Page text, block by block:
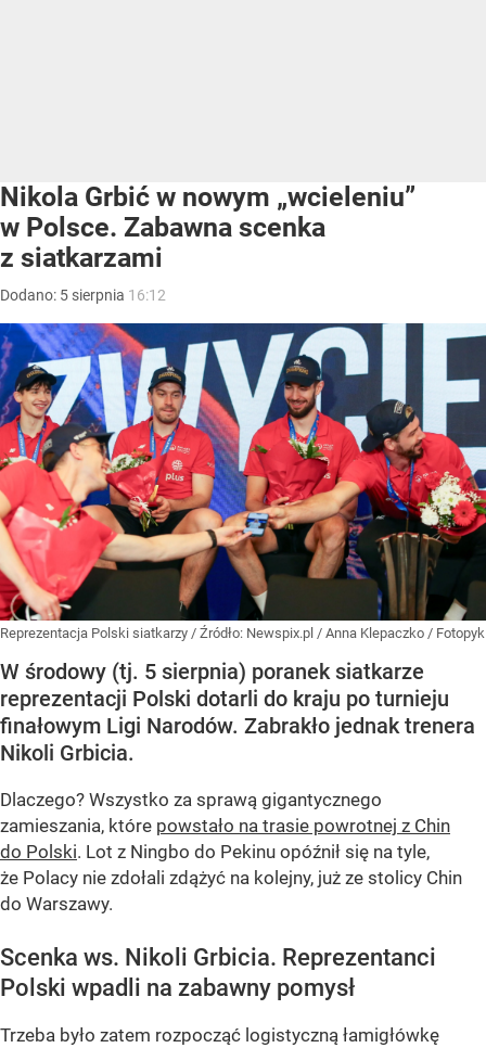
Nikola Grbić w nowym „wcieleniu”
w Polsce. Zabawna scenka
z siatkarzami
Dodano: 5 sierpnia 16:12
Reprezentacja Polski siatkarzy / Źródło: Newspix.pl / Anna Klepaczko / Fotopyk
W środowy (tj. 5 sierpnia) poranek siatkarze
reprezentacji Polski dotarli do kraju po turnieju
finałowym Ligi Narodów. Zabrakło jednak trenera
Nikoli Grbicia.
Dlaczego? Wszystko za sprawą gigantycznego
zamieszania, które powstało na trasie powrotnej z Chin
do Polski. Lot z Ningbo do Pekinu opóźnił się na tyle,
że Polacy nie zdołali zdążyć na kolejny, już ze stolicy Chin
do Warszawy.
Scenka ws. Nikoli Grbicia. Reprezentanci
Polski wpadli na zabawny pomysł
Trzeba było zatem rozpocząć logistyczną łamigłówkę